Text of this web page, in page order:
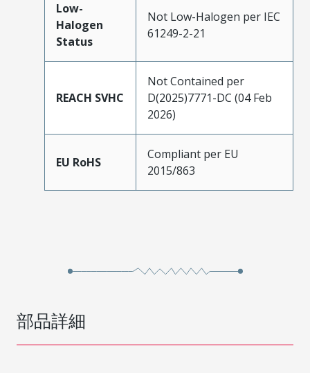
Low-
Halogen
Status
Not Low-Halogen per IEC
61249-2-21
REACH SVHC
Not Contained per
D(2025)7771-DC (04 Feb
2026)
EU RoHS
Compliant per EU
2015/863
部品詳細